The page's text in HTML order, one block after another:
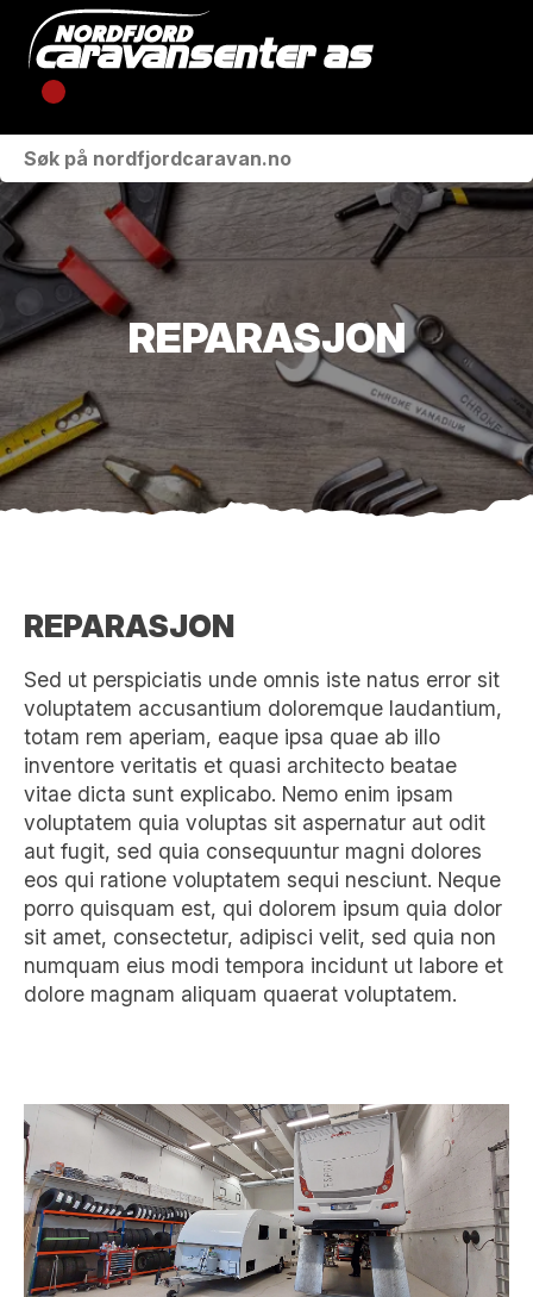
VÅRE MERKER
BUTIKK
OM OSS
REPARASJON
REPARASJON
Sed ut perspiciatis unde omnis iste natus error sit
voluptatem accusantium doloremque laudantium,
totam rem aperiam, eaque ipsa quae ab illo
inventore veritatis et quasi architecto beatae
vitae dicta sunt explicabo. Nemo enim ipsam
voluptatem quia voluptas sit aspernatur aut odit
aut fugit, sed quia consequuntur magni dolores
eos qui ratione voluptatem sequi nesciunt. Neque
porro quisquam est, qui dolorem ipsum quia dolor
sit amet, consectetur, adipisci velit, sed quia non
numquam eius modi tempora incidunt ut labore et
dolore magnam aliquam quaerat voluptatem.